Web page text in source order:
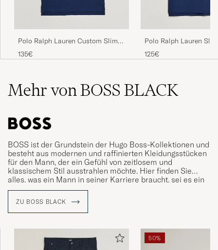
Polo Ralph Lauren Custom Slim
Fit Polo Newport Navy
135€
Polo Ralph Lauren
Newport Navy
125€
Mehr von BOSS BLACK
BOSS ist der Grundstein der Hugo Boss-Kollektionen und
besteht aus modernen und raffinierten Kleidungsstücken
für den Mann, der ein Gefühl von zeitlosem und
klassischem Stil ausstrahlen möchte. Hier finden Sie
alles, was ein Mann in seiner Karriere braucht, sei es ein
klassischer Anzug für den Job, ein Smoking für das
Galadinner oder ein lässigeres Kleidungsstück für die
Freizeit
ZU BOSS BLACK
50%